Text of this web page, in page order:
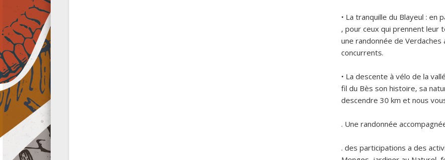
, pour ceux qui prennent
une randonnée de
concurrents.
fil du Bès son histoire, sa
descendre 30 km et nous
Monges, jardiner au Naturel,